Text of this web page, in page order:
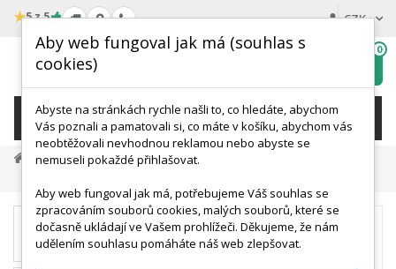
★5 z 5 CZK
wishlist
0
KATEGORIE
Přírodní Vědy A Výuka
Aby web fungoval jak má (souhlas s
cookies)
Abyste na stránkách rychle našli to, co hledáte, abychom
Vás poznali a pamatovali si, co máte v košíku, abychom vás
neobtěžovali nevhodnou reklamou nebo abyste se
nemuseli pokaždé přihlašovat.
Aby web fungoval jak má, potřebujeme Váš souhlas se
zpracováním souborů cookies, malých souborů, které se
dočasně ukládají ve Vašem prohlížeči. Děkujeme, že nám
udělením souhlasu pomáháte náš web zlepšovat.